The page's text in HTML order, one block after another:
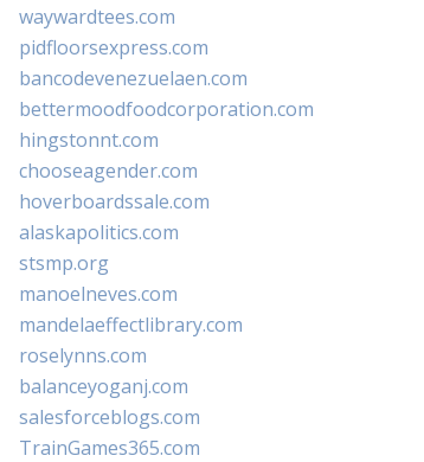
waywardtees.com
pidfloorsexpress.com
bancodevenezuelaen.com
bettermoodfoodcorporation.com
hingstonnt.com
chooseagender.com
hoverboardssale.com
alaskapolitics.com
stsmp.org
manoelneves.com
mandelaeffectlibrary.com
roselynns.com
balanceyoganj.com
salesforceblogs.com
TrainGames365.com